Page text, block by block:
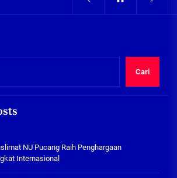
05/08/2026
Mantap, MI Muslimat NU
Pucang Raih Penghargaan
Gelar FGD Bersama BNN, SMP Al
Muslim Bentengi Siswa Dari
Pengaruh Buruk Narkoba
Cari
NU Pucang Raih Penghargaan
Internasional